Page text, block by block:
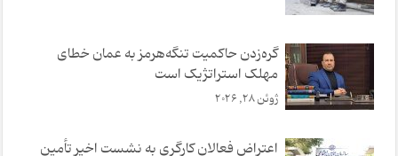
گره‌زدن حا‌کمیت تنگه‌هرمز به عمان خطای
مهلک استراتژ‌یک است
ژوئن 28, 2026
اعتراض فعالان کارگری به نشست اخیر تأمین